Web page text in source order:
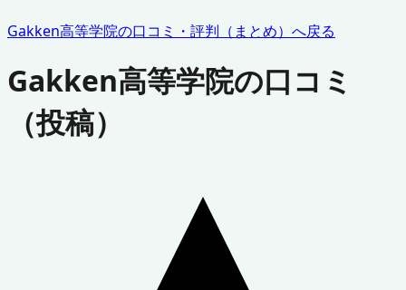
Gakken高等学院の口コミ・評判（まとめ）へ戻る
Gakken高等学院の口コミ
（投稿）